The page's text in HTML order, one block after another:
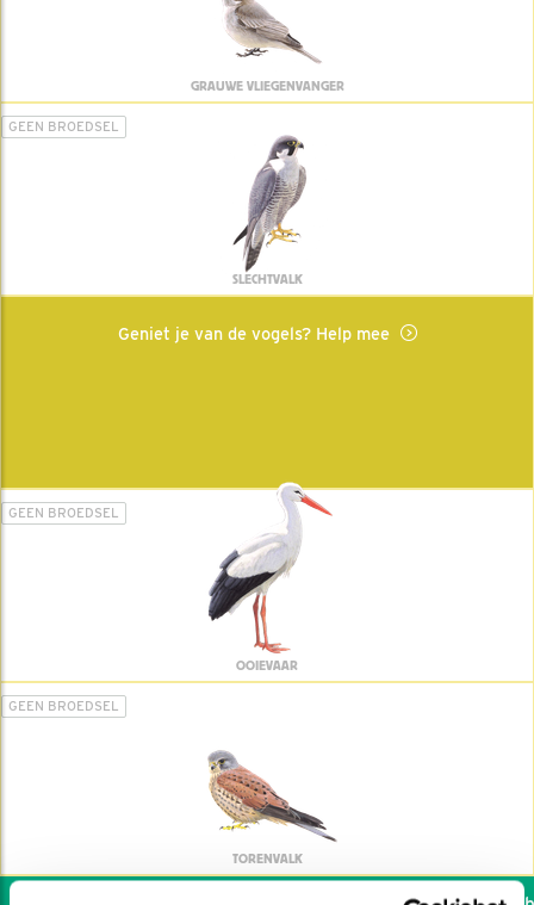
GRAUWE VLIEGENVANGER
GEEN BROEDSEL
SLECHTVALK
Geniet je van de vogels? Help mee
GEEN BROEDSEL
OOIEVAAR
GEEN BROEDSEL
TORENVALK